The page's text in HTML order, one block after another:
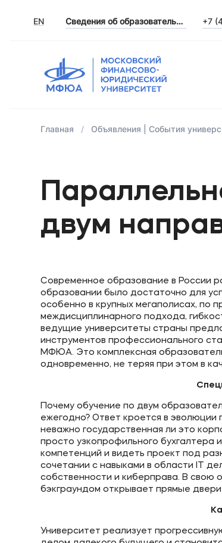
EN Сведения об образовательной организации +7
Главная Объявления | События
двум
Современное образование в России
образовании было достаточно для
особенно в крупных мегаполисах, по
междисциплинарного подхода,
ведущие университеты страны
инструментов профессионального
МФЮА. Это комплексная
одновременно, не теряя при этом в
Почему обучение по двум
ежегодно? Ответ кроется в
неважно государственная ли это
просто узкопрофильного бухгалтера
компетенций и видеть проект под
сочетании с навыками в области IT
собственности и киберправа. В свою
бэкграундом открывает прямые
Университет реализует